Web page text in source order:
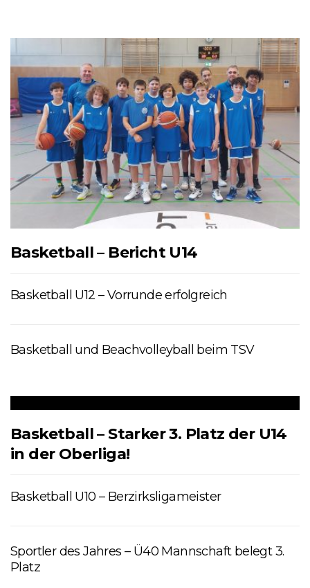
Basketball – Bericht U14
Basketball U12 – Vorrunde erfolgreich
Basketball und Beachvolleyball beim TSV
Basketball – Starker 3. Platz der U14
in der Oberliga!
Basketball U10 – Berzirksligameister
Sportler des Jahres – Ü40 Mannschaft belegt 3.
Platz